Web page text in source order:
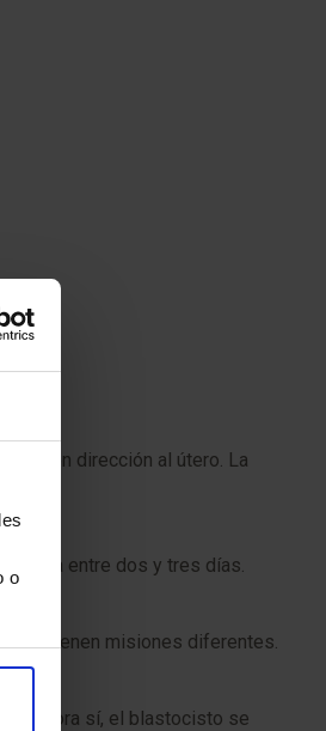
o
en dirección al útero. La
uterina entre dos y tres días.
y tienen misiones diferentes.
Ahora sí, el blastocisto se